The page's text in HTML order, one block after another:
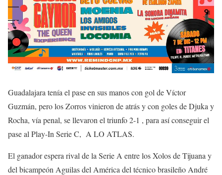
Guadalajara tenía el pase en sus manos con gol de Víctor
Guzmán, pero los Zorros vinieron de atrás y con goles de Djuka y
Rocha, vía penal, se llevaron el triunfo 2-1 , para así conseguir el
pase al Play-In Serie C, A LO ATLAS.
El ganador espera rival de la Serie A entre los Xolos de Tijuana y
del bicampeón Aguilas del América del técnico brasileño André